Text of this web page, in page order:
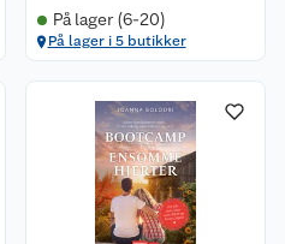
På lager (6-20)
På lager i 5 butikker